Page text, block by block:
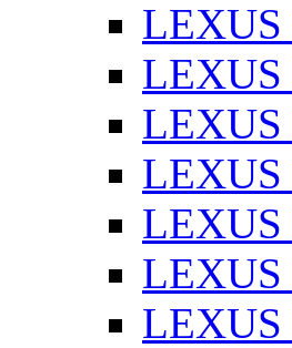
LEXUS
LEXUS
LEXUS
LEXUS
LEXUS